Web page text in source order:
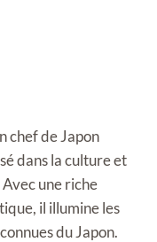
chef de Japon
dans la culture et
une riche
il illumine les
du Japon.